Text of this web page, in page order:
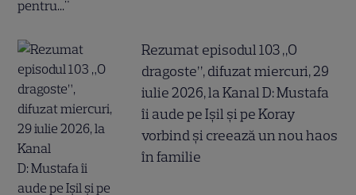
Rezumat episodul 103 „O
dragoste”, difuzat miercuri, 29
iulie 2026, la Kanal D: Mustafa
îi aude pe Ișil și pe Koray
vorbind și creează un nou haos
în familie